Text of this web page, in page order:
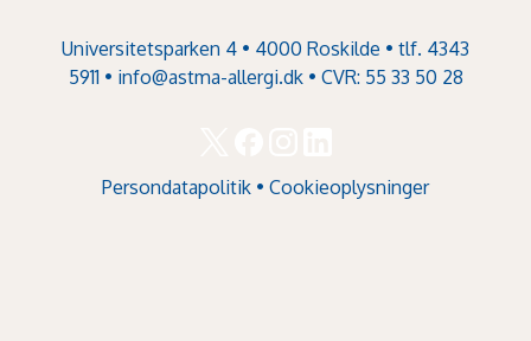
Universitetsparken 4 • 4000 Roskilde • tlf. 4343
5911 • info@astma-allergi.dk• CVR: 55 33 50 28
Persondatapolitik • Cookieoplysninger